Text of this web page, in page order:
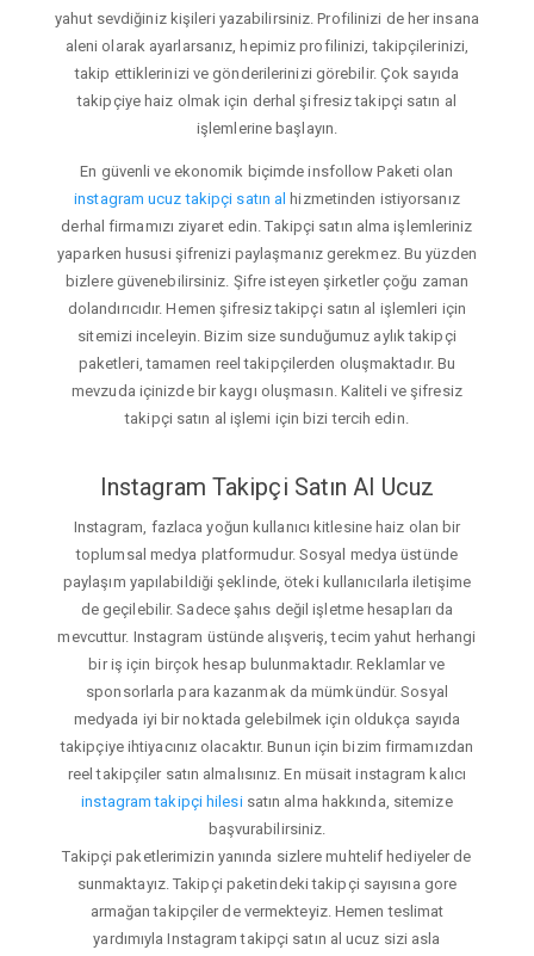
yahut sevdiğiniz kişileri yazabilirsiniz. Profilinizi de her insana
aleni olarak ayarlarsanız, hepimiz profilinizi, takipçilerinizi,
takip ettiklerinizi ve gönderilerinizi görebilir. Çok sayıda
takipçiye haiz olmak için derhal şifresiz takipçi satın al
işlemlerine başlayın.
En güvenli ve ekonomik biçimde insfollow Paketi olan
instagram ucuz takipçi satın al hizmetinden istiyorsanız
derhal firmamızı ziyaret edin. Takipçi satın alma işlemleriniz
yaparken hususi şifrenizi paylaşmanız gerekmez. Bu yüzden
bizlere güvenebilirsiniz. Şifre isteyen şirketler çoğu zaman
dolandırıcıdır. Hemen şifresiz takipçi satın al işlemleri için
sitemizi inceleyin. Bizim size sunduğumuz aylık takipçi
paketleri, tamamen reel takipçilerden oluşmaktadır. Bu
mevzuda içinizde bir kaygı oluşmasın. Kaliteli ve şifresiz
takipçi satın al işlemi için bizi tercih edin.
Instagram Takipçi Satın Al Ucuz
Instagram, fazlaca yoğun kullanıcı kitlesine haiz olan bir
toplumsal medya platformudur. Sosyal medya üstünde
paylaşım yapılabildiği şeklinde, öteki kullanıcılarla iletişime
de geçilebilir. Sadece şahıs değil işletme hesapları da
mevcuttur. Instagram üstünde alışveriş, tecim yahut herhangi
bir iş için birçok hesap bulunmaktadır. Reklamlar ve
sponsorlarla para kazanmak da mümkündür. Sosyal
medyada iyi bir noktada gelebilmek için oldukça sayıda
takipçiye ihtiyacınız olacaktır. Bunun için bizim firmamızdan
reel takipçiler satın almalısınız. En müsait instagram kalıcı
instagram takipçi hilesisatın alma hakkında, sitemize
başvurabilirsiniz.
Takipçi paketlerimizin yanında sizlere muhtelif hediyeler de
sunmaktayız. Takipçi paketindeki takipçi sayısına gore
armağan takipçiler de vermekteyiz. Hemen teslimat
yardımıyla Instagram takipçi satın al ucuz sizi asla